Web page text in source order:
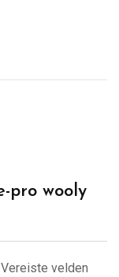
pro wooly
Vereiste velden